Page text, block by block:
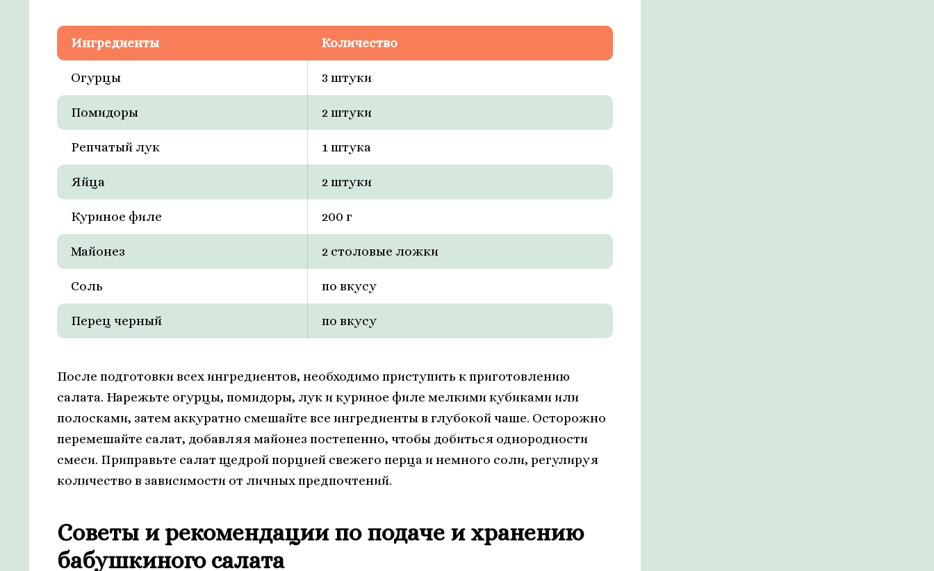
Ингредиенты Количество
Огурцы 3 штуки
Помидоры 2 штуки
Репчатый лук 1 штука
Яйца 2 штуки
Куриное филе 200 г
Майонез 2 столовые ложки
Соль по вкусу
Перец черный по вкусу
После подготовки всех ингредиентов, необходимо приступить к приготовлению
салата. Нарежьте огурцы, помидоры, лук и куриное филе мелкими кубиками или
полосками, затем аккуратно смешайте все ингредиенты в глубокой чаше. Осторожно
перемешайте салат, добавляя майонез постепенно, чтобы добиться однородности
смеси. Приправьте салат щедрой порцией свежего перца и немного соли, регулируя
количество в зависимости от личных предпочтений.
Советы и рекомендации по подаче и хранению
бабушкиного салата